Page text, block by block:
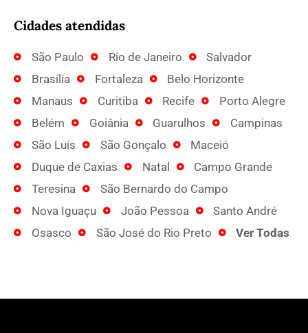
Cidades atendidas
São Paulo Rio de Janeiro
Salvador
Brasília
Fortaleza
Belo Horizonte
Manaus
Curitiba Recife
Porto Alegre
Belém
Goiânia Guarulhos
Campinas
São Luís
São Gonçalo
Maceió
Duque de Caxias
Natal
Campo Grande
Teresina
São Bernardo do Campo
Nova Iguaçu
João Pessoa
Santo André
Osasco
São José do Rio Preto Ver Todas